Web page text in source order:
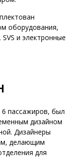
оборудования,
и электронные
пассажиров, был
дизайном
Дизайнеры
делающим
для